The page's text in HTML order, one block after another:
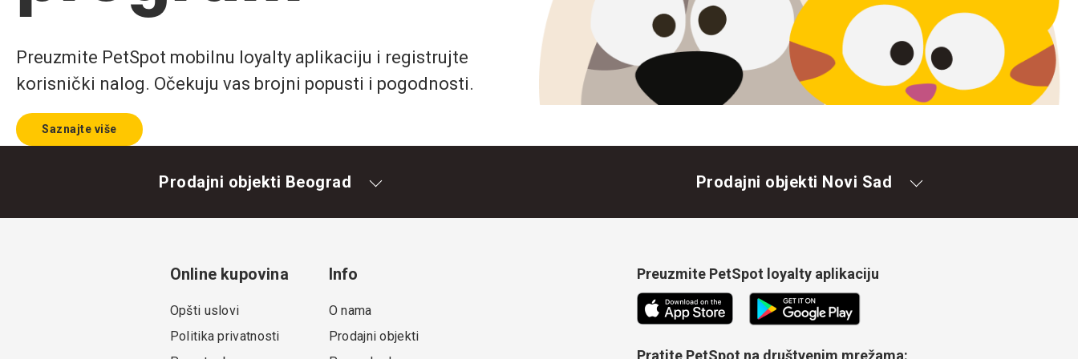
Preuzmite PetSpot mobilnu loyalty aplikaciju i registrujte
korisnički nalog. Očekuju vas brojni popusti i pogodnosti.
Saznajte više
Prodajni objekti Beograd Prodajni objekti Novi Sad
Online kupovina
Opšti uslovi
Politika privatnosti
Info
O nama
Prodajni objekti
Preuzmite PetSpot loyalty aplikaciju
Pratite PetSpot na društvenim mrežama: